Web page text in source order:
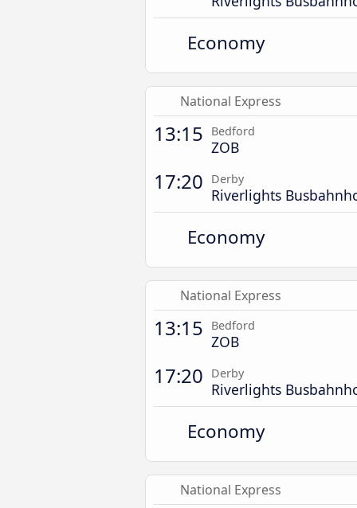
Economy
National Express
13:15 Bedford
ZOB
17:20 Derby
Riverlights
Economy
National Express
13:15 Bedford
ZOB
17:20 Derby
Riverlights
Economy
National Express